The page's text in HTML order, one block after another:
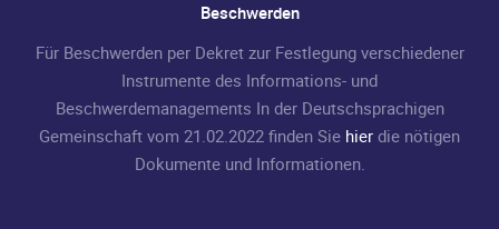
Beschwerden
Für Beschwerden per Dekret zur Festlegung verschiedener
Instrumente des Informations- und
Beschwerdemanagements In der Deutschsprachigen
Gemeinschaft vom 21.02.2022 finden Sie hier die nötigen
Dokumente und Informationen.